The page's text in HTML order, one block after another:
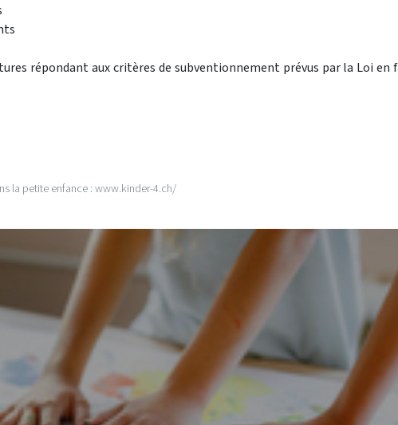
répondant aux critères de subventionnement prévus par la Loi en
la petite enfance : www.kinder-4.ch/